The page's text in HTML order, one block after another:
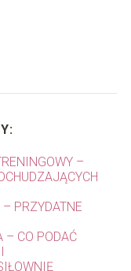
–
PRZYDATNE
– CO PODAĆ